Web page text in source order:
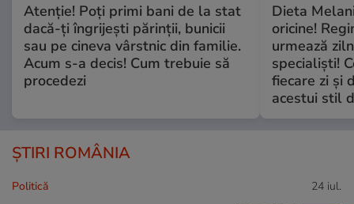
Atenție! Poți primi bani de la stat
dacă-ți îngrijești părinții, bunicii
sau pe cineva vârstnic din familie.
Acum s-a decis! Cum trebuie să
procedezi
Dieta
oricine!
urmează
specialiști!
fiecare zi și
acestui stil
ȘTIRI ROMÂNIA
Politică 24 iul.